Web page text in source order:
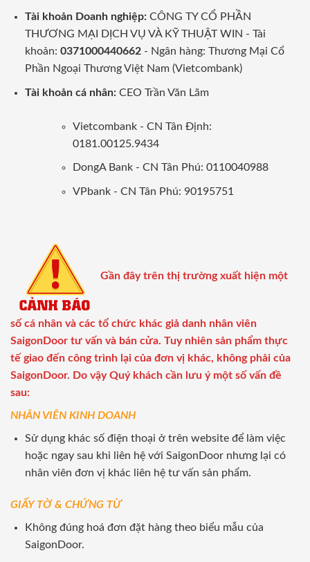
Tài khoản Doanh nghiệp:CÔNG TY CỔ PHẦN
THƯƠNG MẠI DỊCH VỤ VÀ KỸ THUẬT WIN - Tài
khoản: 0371000440662- Ngân hàng: Thương Mại Cổ
Phần Ngoại Thương Việt Nam (Vietcombank)
Tài khoản cá nhân: CEO Trần Văn Lãm
Vietcombank - CN Tân Định:
0181.00125.9434
DongA Bank - CN Tân Phú: 0110040988
VPbank - CN Tân Phú: 90195751
Gần đây trên thị trường xuất hiện một
số cá nhân và các tổ chức khác giả danh nhân viên
SaigonDoor tư vấn và bán cửa. Tuy nhiên sản phẩm thực
tế giao đến công trình lại của đơn vị khác, không phải của
SaigonDoor. Do vậy Quý khách cần lưu ý một số vấn đề
sau:
NHÂN VIÊN KINH DOANH
Sử dụng khác số điện thoại ở trên website để làm việc
hoặc ngay sau khi liên hệ với SaigonDoor nhưng lại có
nhân viên đơn vị khác liên hệ tư vấn sản phẩm.
GIẤY TỜ & CHỨNG TỪ
Không đúng hoá đơn đặt hàng theo biểu mẫu của
SaigonDoor.